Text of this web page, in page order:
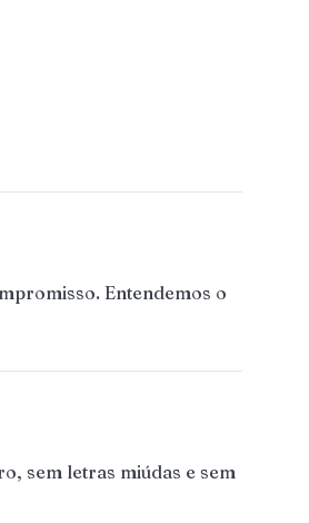
Entendemos o
sem letras miúdas e sem